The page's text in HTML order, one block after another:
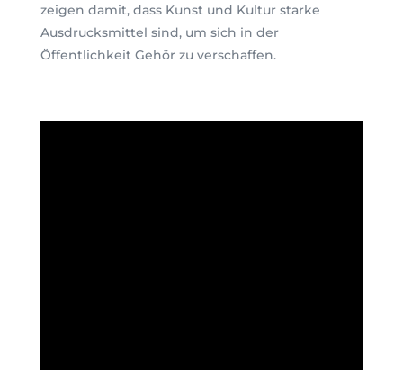
zeigen damit, dass Kunst und Kultur starke
Ausdrucksmittel sind, um sich in der
Öffentlichkeit Gehör zu verschaffen.